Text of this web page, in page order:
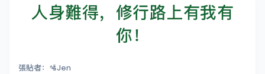
人身難得，修行路上有我有
你！
張貼者：🛂Jen